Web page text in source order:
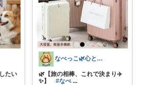
たい
なべっこ🌿心と体を整える暮らし
🌿【旅の相棒、これで決まり✈️
✨】 #なべ ...